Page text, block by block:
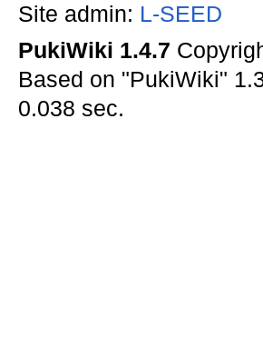
Site admin: L-SEED
PukiWiki 1.4.7
Based on "PukiWiki"
0.038 sec.